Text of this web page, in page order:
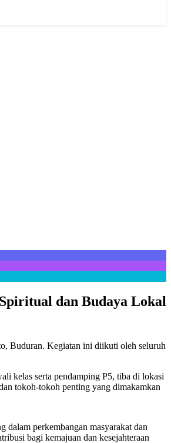
dan Budaya Lokal
Buduran. Kegiatan ini diikuti oleh seluruh
kelas serta pendamping P5, tiba di lokasi
tokoh-tokoh penting yang dimakamkan
dalam perkembangan masyarakat dan
bagi kemajuan dan kesejahteraan